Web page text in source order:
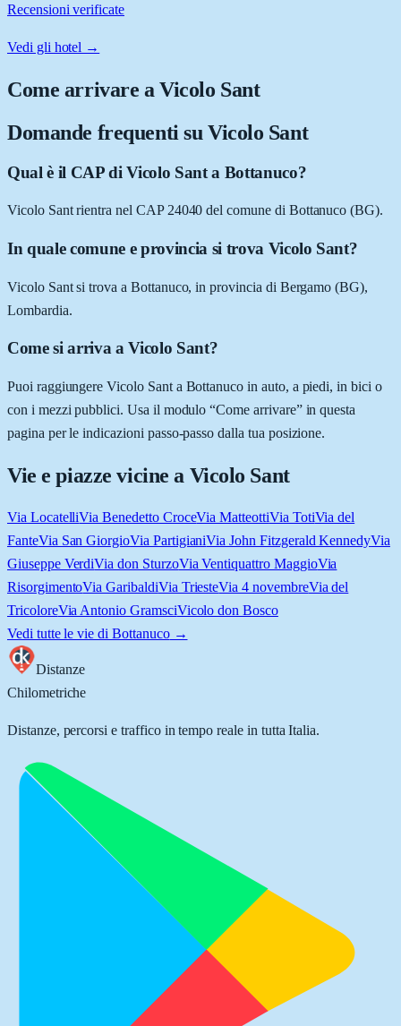
Recensioni verificate
Vedi gli hotel →
Come arrivare aVicolo Sant
Domande frequenti su Vicolo Sant
Qual è il CAP di Vicolo Sant a Bottanuco?
Vicolo Sant rientra nel CAP 24040 del comune di Bottanuco (BG).
In quale comune e provincia si trova Vicolo Sant?
Vicolo Sant si trova a Bottanuco, in provincia di Bergamo (BG),
Lombardia.
Come si arriva a Vicolo Sant?
Puoi raggiungere Vicolo Sant a Bottanuco in auto, a piedi, in bici o
con i mezzi pubblici. Usa il modulo “Come arrivare” in questa
pagina per le indicazioni passo-passo dalla tua posizione.
Vie e piazze vicine a Vicolo Sant
Via LocatelliVia Benedetto CroceVia MatteottiVia TotiVia del
FanteVia San GiorgioVia PartigianiVia John Fitzgerald KennedyVia
Giuseppe VerdiVia don SturzoVia Ventiquattro MaggioVia
RisorgimentoVia GaribaldiVia TriesteVia 4 novembreVia del
TricoloreVia Antonio GramsciVicolo don Bosco
Vedi tutte le vie di Bottanuco→
Distanze
Chilometriche
Distanze, percorsi e traffico in tempo reale in tutta Italia.